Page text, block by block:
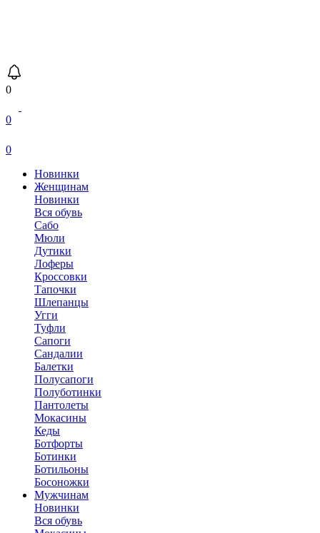
0
0
0
Новинки
Женщинам
Новинки
Вся обувь
Сабо
Мюли
Дутики
Лоферы
Кроссовки
Тапочки
Шлепанцы
Угги
Туфли
Сапоги
Сандалии
Балетки
Полусапоги
Полуботинки
Пантолеты
Мокасины
Кеды
Ботфорты
Ботинки
Ботильоны
Босоножки
Мужчинам
Новинки
Вся обувь